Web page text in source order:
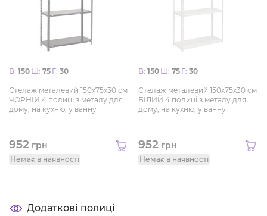
В: 150 Ш: 75 Г: 30
Стелаж металевий 150х75х30 см
ЧОРНІЙ 4 полиці з металу для
дому, на кухню, у ванну
952 грн
Немає в наявності
В: 150 Ш: 75 Г: 30
Стелаж металевий 150х75х30 см
БІЛИЙ 4 полиці з металу для
дому, на кухню, у ванну
952 грн
Немає в наявності
Додаткові полиці